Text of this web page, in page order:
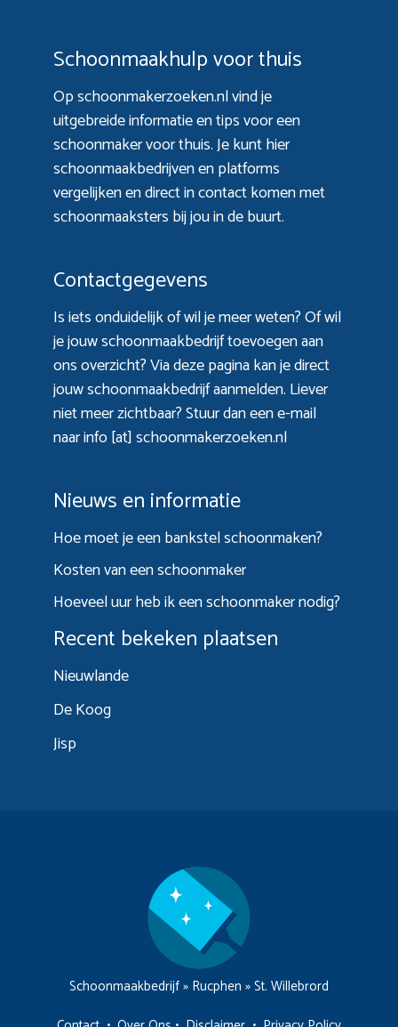
Schoonmaakhulp voor thuis
Op schoonmakerzoeken.nl vind je
uitgebreide informatie en tips voor een
schoonmaker voor thuis. Je kunt hier
schoonmaakbedrijven en platforms
vergelijken en direct in contact komen met
schoonmaaksters bij jou in de buurt.
Contactgegevens
Is iets onduidelijk of wil je meer weten? Of wil
je jouw schoonmaakbedrijf toevoegen aan
ons overzicht? Viadeze paginakan je direct
jouw schoonmaakbedrijf aanmelden. Liever
niet meer zichtbaar? Stuur dan een e-mail
naar info [at] schoonmakerzoeken.nl
Nieuws en informatie
Hoe moet je een bankstel schoonmaken?
Kosten van een schoonmaker
Hoeveel uur heb ik een schoonmaker nodig?
Recent bekeken plaatsen
Nieuwlande
De Koog
Jisp
Schoonmaakbedrijf» Rucphen »St. Willebrord